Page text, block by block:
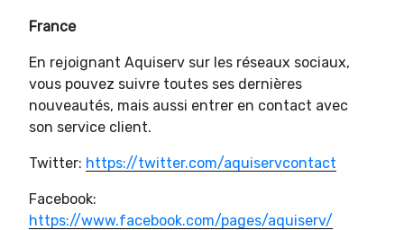
France
En rejoignant Aquiserv sur les réseaux sociaux,
vous pouvez suivre toutes ses dernières
nouveautés, mais aussi entrer en contact avec
son service client.
Twitter: https://twitter.com/aquiservcontact
Facebook:
https://www.facebook.com/pages/aquiserv/